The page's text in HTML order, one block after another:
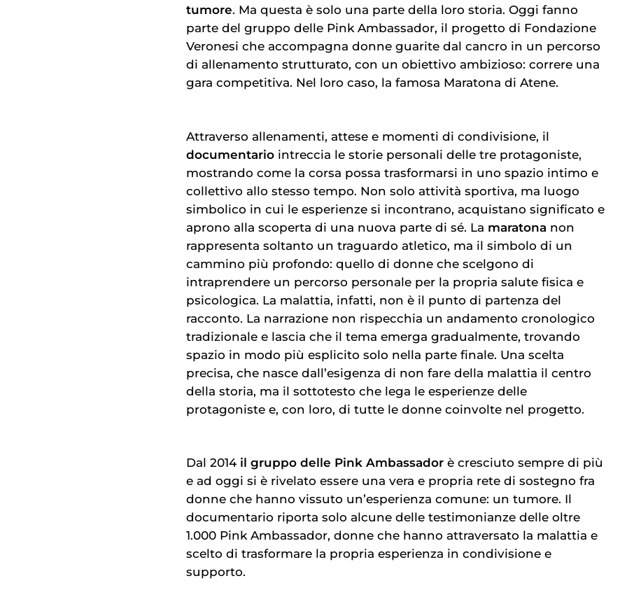
tumore. Ma questa è solo una parte della loro storia. Oggi fanno
parte del gruppo delle Pink Ambassador, il progetto di Fondazione
Veronesi che accompagna donne guarite dal cancro in un percorso
di allenamento strutturato, con un obiettivo ambizioso: correre una
gara competitiva. Nel loro caso, la famosa Maratona di Atene.
Attraverso allenamenti, attese e momenti di condivisione, il
documentario intreccia le storie personali delle tre protagoniste,
mostrando come la corsa possa trasformarsi in uno spazio intimo e
collettivo allo stesso tempo. Non solo attività sportiva, ma luogo
simbolico in cui le esperienze si incontrano, acquistano significato e
aprono alla scoperta di una nuova parte di sé. La maratona non
rappresenta soltanto un traguardo atletico, ma il simbolo di un
cammino più profondo: quello di donne che scelgono di
intraprendere un percorso personale per la propria salute fisica e
psicologica. La malattia, infatti, non è il punto di partenza del
racconto. La narrazione non rispecchia un andamento cronologico
tradizionale e lascia che il tema emerga gradualmente, trovando
spazio in modo più esplicito solo nella parte finale. Una scelta
precisa, che nasce dall’esigenza di non fare della malattia il centro
della storia, ma il sottotesto che lega le esperienze delle
protagoniste e, con loro, di tutte le donne coinvolte nel progetto.
Dal 2014 il gruppo delle Pink Ambassador è cresciuto sempre di più
e ad oggi si è rivelato essere una vera e propria rete di sostegno fra
donne che hanno vissuto un’esperienza comune: un tumore. Il
documentario riporta solo alcune delle testimonianze delle oltre
1.000 Pink Ambassador, donne che hanno attraversato la malattia e
scelto di trasformare la propria esperienza in condivisione e
supporto.